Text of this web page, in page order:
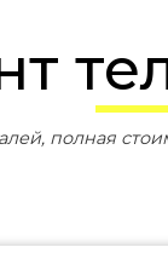
полная